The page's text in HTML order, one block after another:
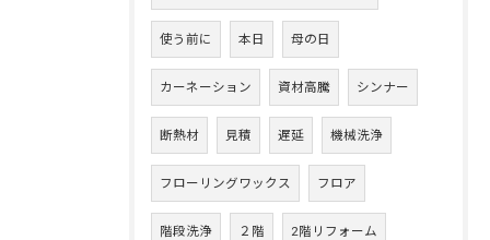
使う前に 本日 母の日
カーネーション 資材高騰 シンナー
断熱材 見積 遅延 機械洗浄
フローリングワックス フロア
階段洗浄 ２階 2階リフォーム